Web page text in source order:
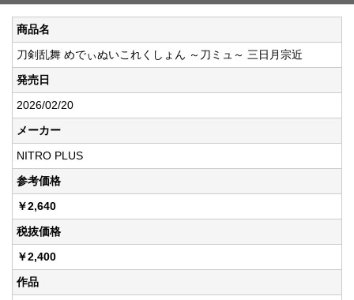
商品名
刀剣乱舞 めでぃぬいこれくしょん ～刀ミュ～ 三日月宗近
発売日
2026/02/20
メーカー
NITRO PLUS
参考価格
￥2,640
税抜価格
￥2,400
作品